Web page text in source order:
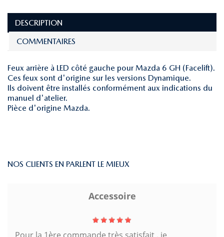
DESCRIPTION
COMMENTAIRES
Feux arrière à LED côté gauche pour Mazda 6 GH (Facelift).
Ces feux sont d'origine sur les versions Dynamique.
Ils doivent être installés conformément aux indications du
manuel d'atelier.
Pièce d'origine Mazda.
NOS CLIENTS EN PARLENT LE MIEUX
Accessoire